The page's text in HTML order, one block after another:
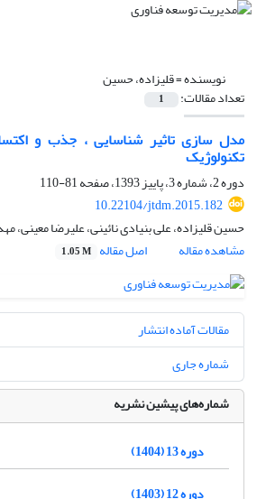
نویسنده =قلیزاده، حسین
تعداد مقالات: 1
مدل سازی تاثیر شناسایی ، جذب و
تکنولوژیک
دوره 2، شماره 3، پاییز 1393، صفحه
81-110
10.22104/jtdm.2015.182
حسین قلیزاده، علی بنیادی نائینی، علیرضا معینی،
مشاهده مقاله
اصل مقاله 1.05 M
مقالات آماده انتشار
شماره جاری
شماره‌های پیشین نشریه
دوره 13 (1404)
دوره 12 (1403)